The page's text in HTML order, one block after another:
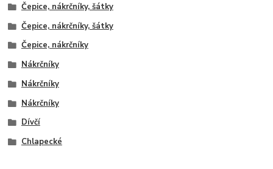
Čepice, nákrčníky, šátky
Čepice, nákrčníky, šátky
Čepice, nákrčníky
Nákrčníky
Nákrčníky
Nákrčníky
Dívčí
Chlapecké